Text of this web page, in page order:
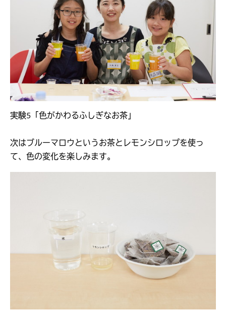
実験5「色がかわるふしぎなお茶」
次はブルーマロウというお茶とレモンシロップを使っ
て、色の変化を楽しみます。